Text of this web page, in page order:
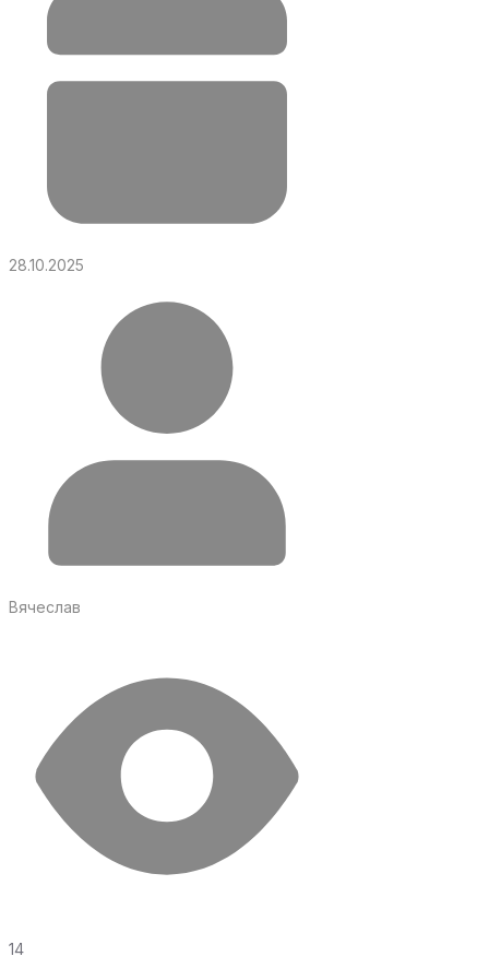
28.10.2025
Вячеслав
14